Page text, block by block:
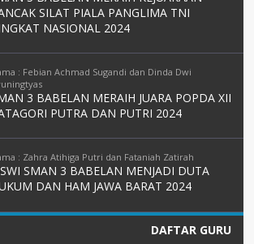
SILAT PIALA PANGLIMA TNI
NASIONAL 2024
: Febian Achmad Sugandi dan Dinda Dwi
3 BABELAN MERAIH JUARA POPDA XII
PUTRA DAN PUTRI 2024
: Zahra Atihiga Putri dan Fataniah Zatirah
SMAN 3 BABELAN MENJADI DUTA
DAN HAM JAWA BARAT 2024
DAFTAR GURU